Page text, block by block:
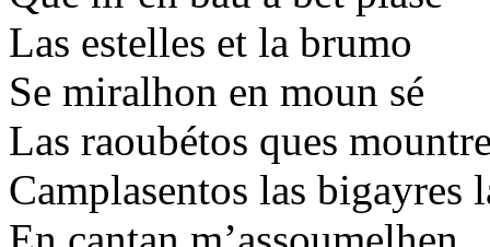
Las estelles et la brumo
Se miralhon en moun sé
Las raoubétos ques
Camplasentos las bigayres